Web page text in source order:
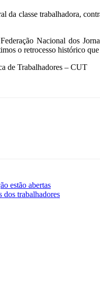
da classe trabalhadora,
Nacional dos
o retrocesso histórico
de Trabalhadores – CUT
estão abertas
dos trabalhadores